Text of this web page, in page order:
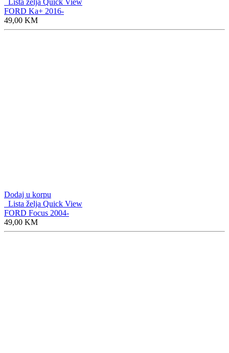
Lista želja Quick View
FORD Ka+ 2016-
49,00 KM
Dodaj u korpu
Lista želja Quick View
FORD Focus 2004-
49,00 KM